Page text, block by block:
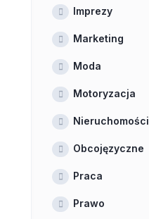
Imprezy
Marketing
Moda
Motoryzacja
Nieruchomości
Obcojęzyczne
Praca
Prawo